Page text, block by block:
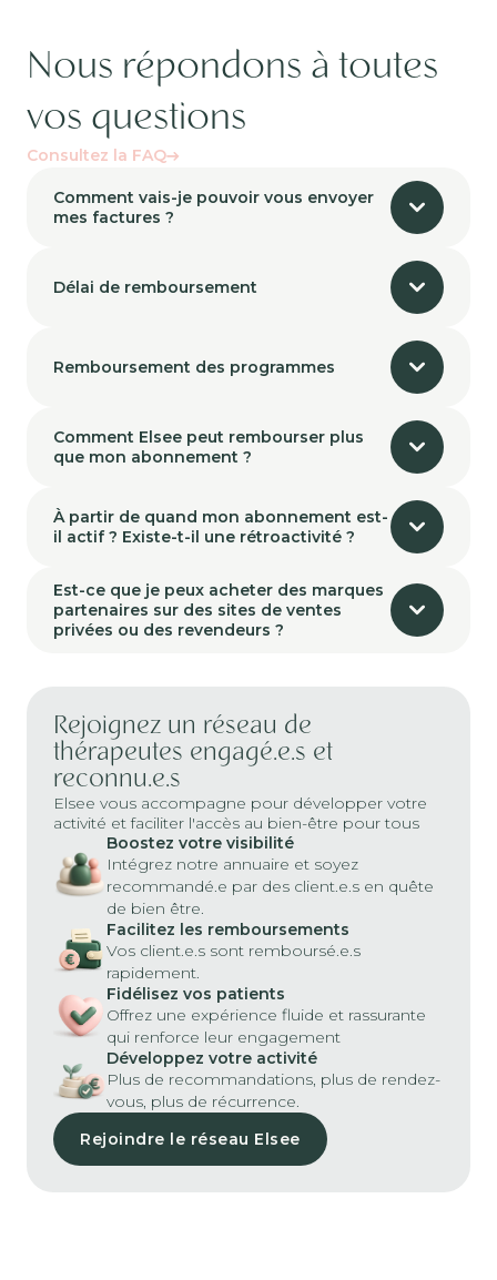
Nous répondons à toutes
vos questions
Consultez la FAQ
Comment vais-je pouvoir vous envoyer
mes factures ?
Délai de remboursement
Remboursement des programmes
Comment Elsee peut rembourser plus
que mon abonnement ?
À partir de quand mon abonnement est-
il actif ? Existe-t-il une rétroactivité ?
Est-ce que je peux acheter des marques
partenaires sur des sites de ventes
privées ou des revendeurs ?
Rejoignez un réseau de
thérapeutes engagé.e.s et
reconnu.e.s
Elsee vous accompagne pour développer votre
activité et faciliter l'accès au bien-être pour tous
Boostez votre visibilité
Intégrez notre annuaire et soyez
recommandé.e par des client.e.s en quête
de bien être.
Facilitez les remboursements
Vos client.e.s sont remboursé.e.s
rapidement.
Fidélisez vos patients
Offrez une expérience fluide et rassurante
qui renforce leur engagement
Développez votre activité
Plus de recommandations, plus de rendez-
vous, plus de récurrence.
Rejoindre le réseau Elsee